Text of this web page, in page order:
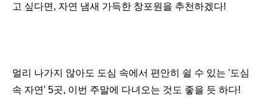
고 싶다면, 자연 냄새 가득한 창포원을 추천하겠다!
멀리 나가지 않아도 도심 속에서 편안히 쉴 수 있는 '도심
속 자연' 5곳, 이번 주말에 다녀오는 것도 좋을 듯 하다!